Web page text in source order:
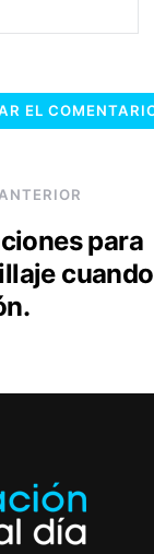
para
cuando